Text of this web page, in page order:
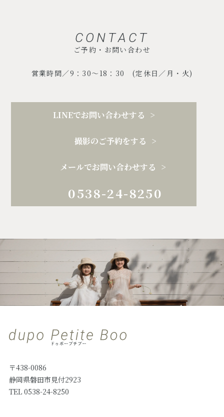
CONTACT
ご予約・お問い合わせ
営業時間／9：30～18：30 (定休日／月・火)
LINEでお問い合わせする
撮影のご予約をする
メールでお問い合わせする
0538-24-8250
〒438-0086
静岡県磐田市見付2923
TEL 0538-24-8250